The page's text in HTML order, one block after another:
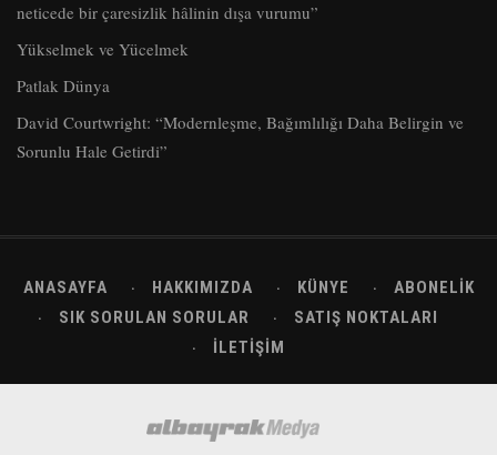
neticede bir çaresizlik hâlinin dışa vurumu”
Yükselmek ve Yücelmek
Patlak Dünya
David Courtwright: “Modernleşme, Bağımlılığı Daha Belirgin ve
Sorunlu Hale Getirdi”
ANASAYFA HAKKIMIZDA KÜNYE
ABONELIK
SIK SORULAN SORULAR
SATIŞ NOKTALARI
İLETIŞIM